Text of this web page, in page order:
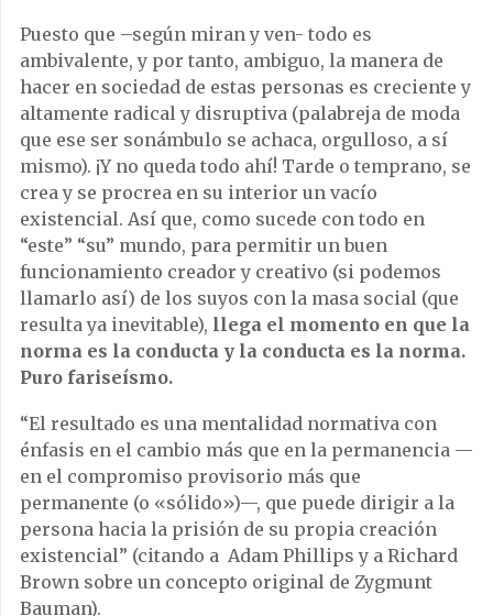
Puesto que –según miran y ven- todo es
ambivalente, y por tanto, ambiguo, la manera de
hacer en sociedad de estas personas es creciente y
altamente radical y disruptiva (palabreja de moda
que ese ser sonámbulo se achaca, orgulloso, a sí
mismo). ¡Y no queda todo ahí! Tarde o temprano, se
crea y se procrea en su interior un vacío
existencial. Así que, como sucede con todo en
“este” “su” mundo, para permitir un buen
funcionamiento creador y creativo (si podemos
llamarlo así) de los suyos con la masa social (que
resulta ya inevitable), llega el momento en que la
norma es la conducta y la conducta es la norma.
Puro fariseísmo.
“El resultado es una mentalidad normativa con
énfasis en el cambio más que en la permanencia —
en el compromiso provisorio más que
permanente (o «sólido»)—, que puede dirigir a la
persona hacia la prisión de su propia creación
existencial” (citando a Adam Phillips y a Richard
Brown sobre un concepto original de Zygmunt
Bauman).